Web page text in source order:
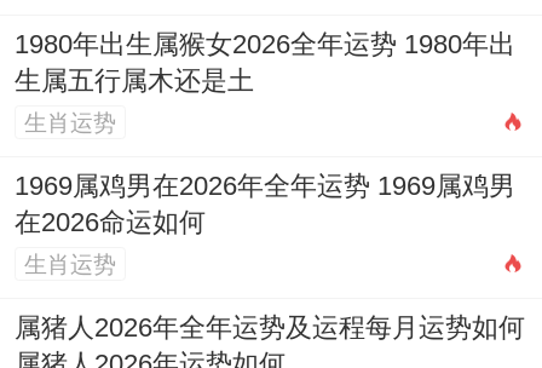
1980年出生属猴女2026全年运势 1980年出
生属五行属木还是土
生肖运势
1969属鸡男在2026年全年运势 1969属鸡男
在2026命运如何
生肖运势
属猪人2026年全年运势及运程每月运势如何